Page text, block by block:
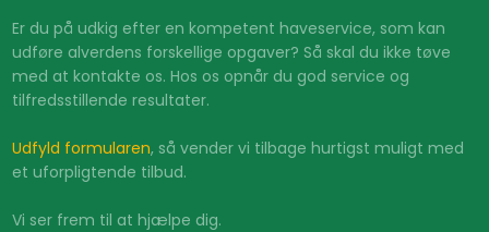
Er du på udkig efter en kompetent haveservice, som kan
udføre alverdens forskellige opgaver? Så skal du ikke tøve
med at kontakte os. Hos os opnår du god service og
tilfredsstillende resultater.
Udfyld formularen, så vender vi tilbage hurtigst muligt med
et uforpligtende tilbud.
Vi ser frem til at hjælpe dig.​